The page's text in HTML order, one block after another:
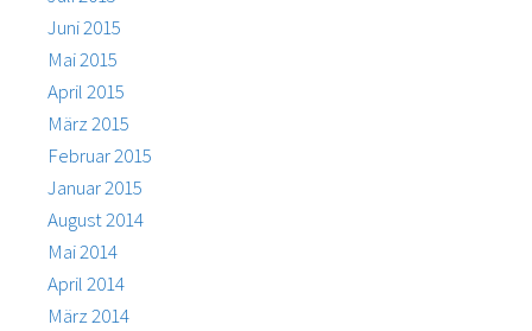
Juni 2015
Mai 2015
April 2015
März 2015
Februar 2015
Januar 2015
August 2014
Mai 2014
April 2014
März 2014